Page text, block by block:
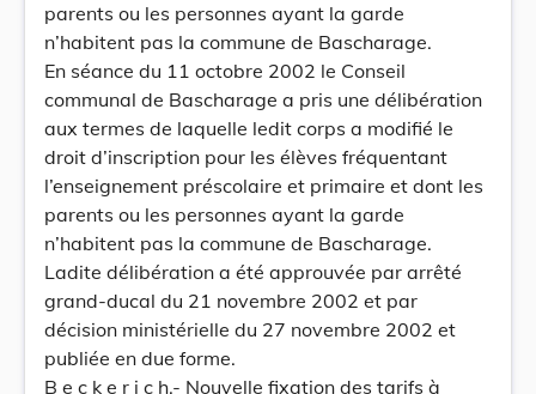
parents ou les personnes ayant la garde
n’habitent pas la commune de Bascharage.
En séance du 11 octobre 2002 le Conseil
communal de Bascharage a pris une délibération
aux termes de laquelle ledit corps a modifié le
droit d’inscription pour les élèves fréquentant
l’enseignement préscolaire et primaire et dont les
parents ou les personnes ayant la garde
n’habitent pas la commune de Bascharage.
Ladite délibération a été approuvée par arrêté
grand-ducal du 21 novembre 2002 et par
décision ministérielle du 27 novembre 2002 et
publiée en due forme.
B e c k e r i c h.- Nouvelle fixation des tarifs à